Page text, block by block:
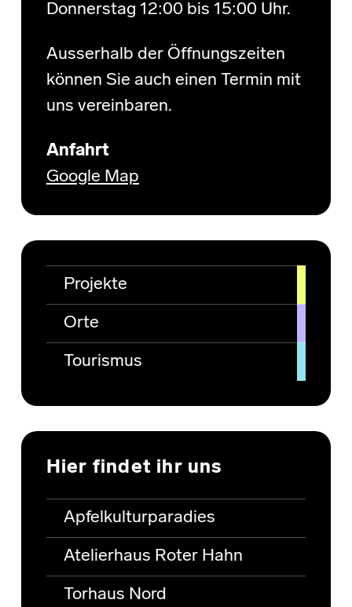
Donnerstag 12:00 bis 15:00 Uhr.
Ausserhalb der Öffnungszeiten
können Sie auch einen Termin mit
uns vereinbaren.
Anfahrt
Google Map
Projekte
Orte
Tourismus
Hier findet ihr uns
Apfelkulturparadies
Atelierhaus Roter Hahn
Torhaus Nord